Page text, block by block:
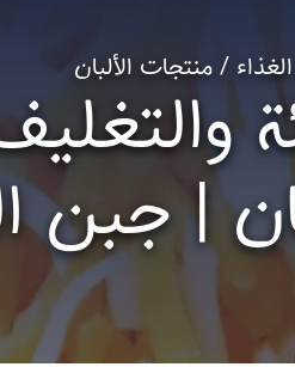
/ منتجات الألبان
| جبن